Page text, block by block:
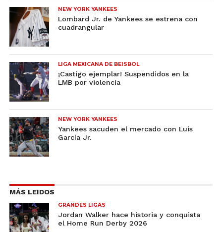
NEW YORK YANKEES
Lombard Jr. de Yankees se estrena con
cuadrangular
LIGA MEXICANA DE BEISBOL
¡Castigo ejemplar! Suspendidos en la
LMB por violencia
NEW YORK YANKEES
Yankees sacuden el mercado con Luis
García Jr.
MÁS LEIDOS
GRANDES LIGAS
Jordan Walker hace historia y conquista
el Home Run Derby 2026